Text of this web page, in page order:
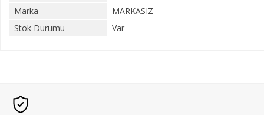
Marka
MARKASIZ
Stok Durumu
Var